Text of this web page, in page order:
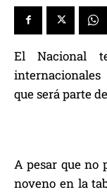
El Nacional
que será parte
A pesar que no
noveno en la